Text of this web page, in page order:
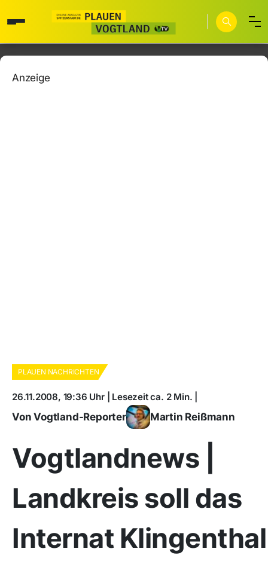
Anzeige
PLAUEN NACHRICHTEN
26.11.2008, 19:36 Uhr | Lesezeit ca. 2 Min. |
Von Vogtland-Reporter Martin Reißmann
Vogtlandnews |
Landkreis soll das
Internat Klingenthal